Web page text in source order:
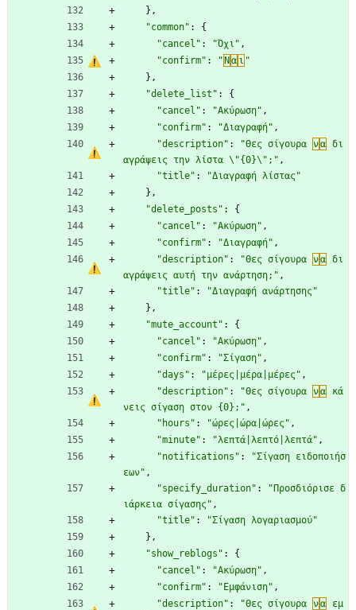
} ,
"common" :
{
"cancel" : "Όχι" ,
"confirm" : "Να ι "
} ,
"delete_list" :
{
"cancel" : "Ακύρωση" ,
"confirm" : "Διαγραφή" ,
"description" : "Θες σίγουρα να δι
αγράψεις την λίστα \"{0}\";" ,
"title" :
"Διαγραφή λίστας"
} ,
"delete_posts" :
{
"cancel" : "Ακύρωση" ,
"confirm" : "Διαγραφή" ,
"description" : "Θες σίγουρα να δι
αγράψεις αυτή την ανάρτηση;" ,
"title" :
"Διαγραφή ανάρτησης"
} ,
"mute_account" :
{
"cancel" : "Ακύρωση" ,
"confirm" : "Σίγαση" ,
"days" : "μέρες|μέρα|μέρες" ,
"description" : "Θες σίγουρα να κά
νεις σίγαση στον {0};" ,
"hours" : "ώρες|ώρα|ώρες" ,
"minute" : "λεπτά|λεπτό|λεπτά" ,
"notifications" :
"Σίγαση ειδοποιήσ
εων" ,
"specify_duration" :
"Προσδιόρισε δ
ιάρκεια σίγασης" ,
"title" :
"Σίγαση λογαριασμού"
} ,
"show_reblogs" :
{
"cancel" : "Ακύρωση" ,
"confirm" : "Εμφάνιση" ,
"description" : "Θες σίγουρα να εμ